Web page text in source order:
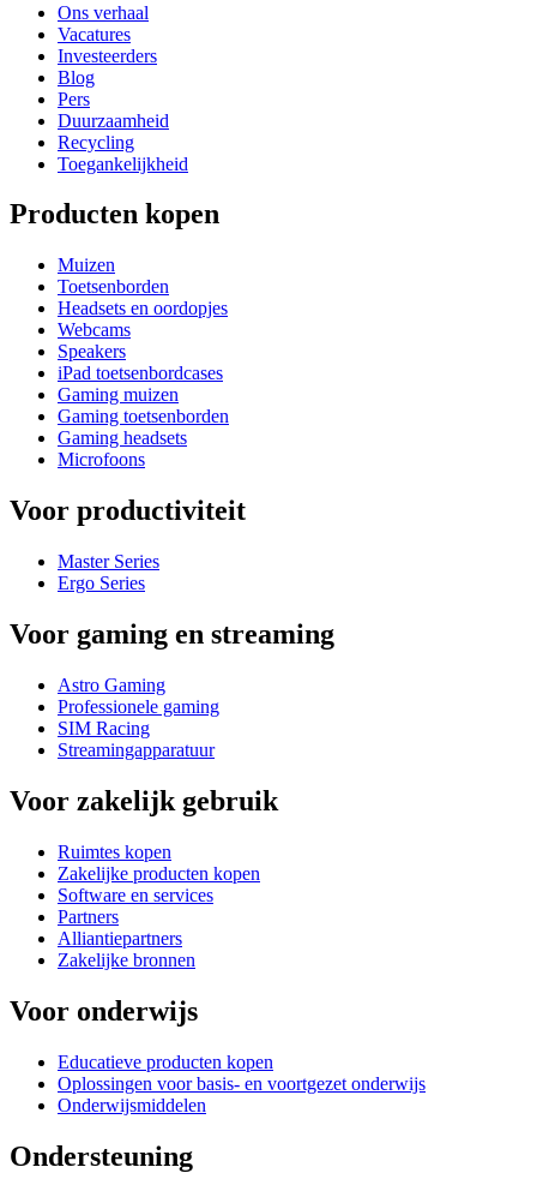
Ons verhaal
Vacatures
Investeerders
Blog
Pers
Duurzaamheid
Recycling
Toegankelijkheid
Producten kopen
Muizen
Toetsenborden
Headsets en oordopjes
Webcams
Speakers
iPad toetsenbordcases
Gaming muizen
Gaming toetsenborden
Gaming headsets
Microfoons
Voor productiviteit
Master Series
Ergo Series
Voor gaming en streaming
Astro Gaming
Professionele gaming
SIM Racing
Streamingapparatuur
Voor zakelijk gebruik
Ruimtes kopen
Zakelijke producten kopen
Software en services
Partners
Alliantiepartners
Zakelijke bronnen
Voor onderwijs
Educatieve producten kopen
Oplossingen voor basis- en voortgezet onderwijs
Onderwijsmiddelen
Ondersteuning